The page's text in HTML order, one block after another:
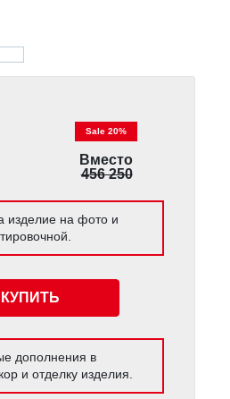
Sale 20%
Вместо
456 250
изделие на фото и
КУПИТЬ
дополнения в
и отделку изделия.